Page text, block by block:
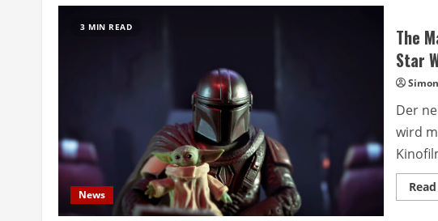
3 MIN READ
News
The
Star
Der
wird